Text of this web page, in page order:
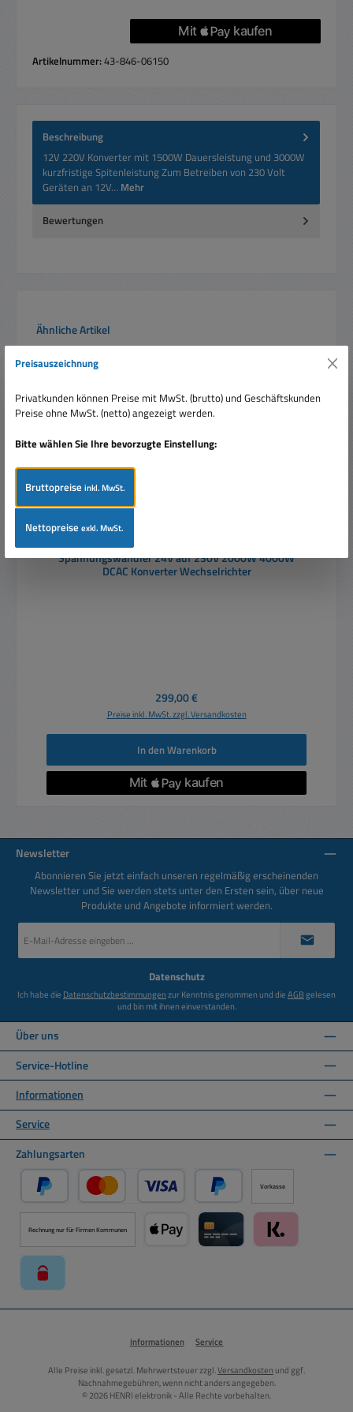
Artikelnummer:43-846-06150
Beschreibung
12V 220V Konverter mit 1500W Dauersleistung und 3000W
kurzfristige Spitenleistung Zum Betreiben von 230 Volt
Geräten an 12V… Mehr
Bewertungen
Produktgalerie überspringen
Ähnliche Artikel
Nur 2 auf Lager!
Spannungswandler 24V auf 230V 2000W 4000W
DCAC Konverter Wechselrichter
Regulärer Preis:
299,00 €
Preise inkl. MwSt. zzgl. Versandkosten
In den Warenkorb
Newsletter
Abonnieren Sie jetzt einfach unseren regelmäßig erscheinenden
Newsletter und Sie werden stets unter den Ersten sein, über neue
Produkte und Angebote informiert werden.
Mail-
Datenschutz
Ich habe die Datenschutzbestimmungenzur Kenntnis genommen und dieAGBgelesen
und bin mit ihnen einverstanden.
Über uns
Service-Hotline
Informationen
Service
Zahlungsarten
PayPal Kredit- oder Debitkarte über PayPal
Später Bezahlen über PayPal
Vorkasse
Rechnung nur für Firmen Kommunen
Informationen Service
Alle Preise inkl. gesetzl. Mehrwertsteuer zzgl.Versandkosten und ggf.
Nachnahmegebühren, wenn nicht anders angegeben.
© 2026 HENRI elektronik - Alle Rechte vorbehalten.
Preisauszeichnung
Privatkunden können Preise mit MwSt. (brutto) und Geschäftskunden
Preise ohne MwSt. (netto) angezeigt werden.
Bitte wählen Sie Ihre bevorzugte Einstellung:
Bruttopreiseinkl. MwSt.
Nettopreiseexkl. MwSt.